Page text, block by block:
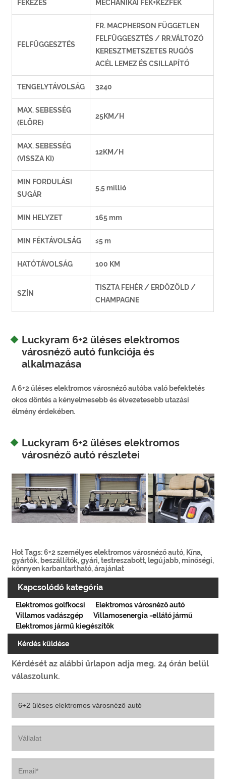
FÉKEZÉS MECHANIKAI FÉK+KÉZFÉK
FELFÜGGESZTÉS
FR. MACPHERSON FÜGGETLEN
FELFÜGGESZTÉS / RR.VÁLTOZÓ
KERESZTMETSZETES RUGÓS
ACÉL LEMEZ ÉS CSILLAPÍTÓ
TENGELYTÁVOLSÁG 3240
MAX. SEBESSÉG
(ELŐRE)
25KM/H
MAX. SEBESSÉG
(VISSZA KI)
12KM/H
MIN FORDULÁSI
SUGÁR
5,5 millió
MIN HELYZET 165 mm
MIN FÉKTÁVOLSÁG ≤5 m
HATÓTÁVOLSÁG 100 KM
SZÍN
TISZTA FEHÉR / ERDŐZÖLD /
CHAMPAGNE
Luckyram 6+2 üléses elektromos
városnéző autó funkciója és
alkalmazása
A 6+2 üléses elektromos városnéző autóba való befektetés
okos döntés a kényelmesebb és élvezetesebb utazási
élmény érdekében.
Luckyram 6+2 üléses elektromos
városnéző autó részletei
Hot Tags: 6+2 személyes elektromos városnéző autó, Kína,
gyártók, beszállítók, gyári, testreszabott, legújabb, minőségi,
könnyen karbantartható, árajánlat
Kapcsolódó kategória
Elektromos golfkocsi
Elektromos városnéző autó
Villamos vadászgép
Villamosenergia -ellátó jármű
Elektromos jármű kiegészítők
Kérdés küldése
Kérdését az alábbi űrlapon adja meg. 24 órán belül
válaszolunk.